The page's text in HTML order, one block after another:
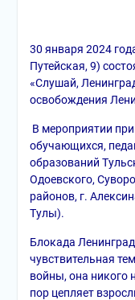
30 января 2024
Путейская, 9)
«Слушай,
освобождения
В мероприятии
обучающихся,
образований
Одоевского,
районов, г.
Тулы).
Блокада
чувствительная
войны, она никого
пор цепляет